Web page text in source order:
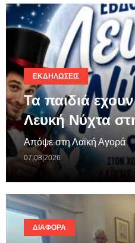
ΕΚΔΗΛΏΣΕΙΣ
Τα παιδιά
Λευκή Νύχτα
Απόψε στη Λαϊκή Αγορά
07|08|2026
ΔΙΆΦΟΡΑ